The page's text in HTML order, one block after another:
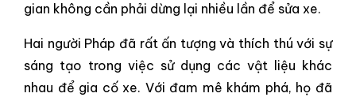
gian không cần phải dừng lại nhiều lần để sửa xe.
Hai người Pháp đã rất ấn tượng và thích thú với sự
sáng tạo trong việc sử dụng các vật liệu khác
nhau để gia cố xe. Với đam mê khám phá, họ đã